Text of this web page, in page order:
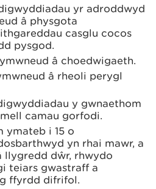
yr adroddwyd
â physgota
casglu cocos
pysgod.
â choedwigaeth.
â rheoli perygl
y gwnaethom
camau gorfodi.
ymateb i 15 o
yn rhai mawr, a
llygredd dŵr, rhwydo
teiars gwastraff a
ffyrdd difrifol.